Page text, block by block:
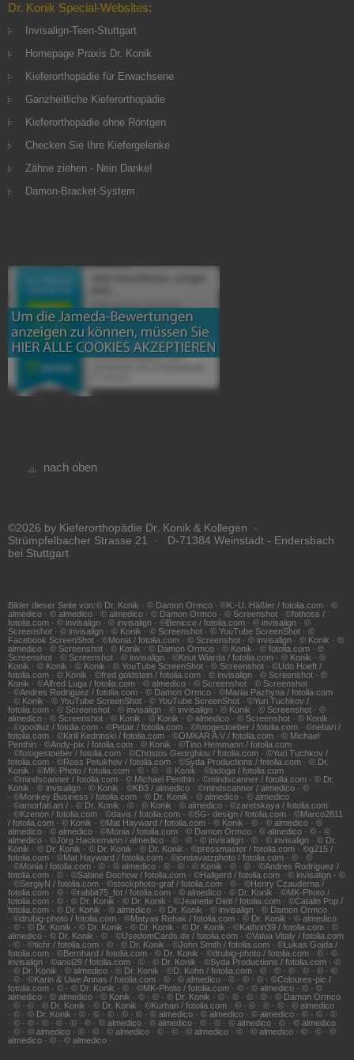
Dr. Konik Special-Websites:
Invisalign-Teen-Stuttgart
Homepage Praxis Dr. Konik
Kieferorthopädie für Erwachsene
Ganzheitliche Kieferorthopädie
Kieferorthopädie ohne Röntgen
Checken Sie Ihre Kiefergelenke
Zähne ziehen - Nein Danke!
Damon-Bracket-System
nach oben
©2026 by Kieferorthopädie Dr. Konik & Kollegen ·
Strümpfelbacher Strasse 21 · D-71384 Weinstadt - Endersbach
bei Stuttgart
Bilder dieser Seite von:© Dr. Konik · © Damon Ormco · ©K.-U. Häßler / fotolia.com · ©
almedico · © almedico · © almedico · © Damon Ormco · © Screenshot · ©fothoss /
fotolia.com · © invisalign · © invisalign · ©Benicce / fotolia.com · © invisalign · ©
Screenshot · © invisalign · © Konik · © Screenshot · © YouTube ScreenShot · ©
Facebook ScreenShot · ©Monia / fotolia.com · © Screenshot · © invisalign · © Konik · ©
almedico · © Screenshot · © Konik · © Damon Ormco · © Konik · © fotolia.com · ©
Screenshot · © Screenshot · © invisalign · ©Knut Wiarda / fotolia.com · © Konik · ©
Konik · © Konik · © Konik · © YouTube ScreenShot · © Screenshot · ©Udo Hoeft /
fotolia.com · © Konik · ©fred goldstein / fotolia.com · © invisalign · © Screenshot · ©
Konik · ©Alfred Luga / fotolia.com · © almedico · © Screenshot · © Screenshot
· ©Andres Rodriguez / fotolia.com · © Damon Ormco · ©Mariia Pazhyna / fotolia.com
· © Konik · © YouTube ScreenShot · © YouTube ScreenShot · ©Yuri Tuchkov /
fotolia.com · © Screenshot · © invisalign · © invisalign · © Konik · © Screenshot · ©
almedico · © Screenshot · © Konik · © Konik · © almedico · © Screenshot · © Konik
· ©goodluz / fotolia.com · ©Petair / fotolia.com · ©fotogestoeber / fotolia.com · ©nebari /
fotolia.com · ©Kirill Kedrinski / fotolia.com · ©OMKAR A.V / fotolia.com · © Michael
Penthin · ©Andy-pix / fotolia.com · © Konik · ©Tino Hemmann / fotolia.com
· ©fotogestoeber / fotolia.com · ©Christos Georghiou / fotolia.com · ©Yuri Tuchkov /
fotolia.com · ©Ross Petukhov / fotolia.com · ©Syda Productions / fotolia.com · © Dr.
Konik · ©MK-Photo / fotolia.com · © · © · © Konik · ©ladoga / fotolia.com
· ©mindscanner / fotolia.com · © Michael Penthin · ©mindscanner / fotolia.com · © Dr.
Konik · © invisalign · © Konik · ©KB3 / almedico · ©mindscanner / almedico · ©
· ©Monkey Business / fotolia.com · © Dr. Konik · © almedico · © almedico
· ©amorfati.art / · © Dr. Konik · © · © Konik · © almedico · ©zaretskaya / fotolia.com
· ©Kzenon / fotolia.com · ©davis / fotolia.com · ©SG- design / fotolia.com · ©Marco2811
/ fotolia.com · © Konik · ©Mat Hayward / fotolia.com · © Konik · © · © almedico · ©
almedico · © almedico · ©Monia / fotolia.com · © Damon Ormco · © almedico · © · ©
almedico · ©Jörg Hackemann / almedico · © · © · © invisalign · © · © invisalign · © Dr.
Konik · © Dr. Konik · © Dr. Konik · © Dr. Konik · ©pressmaster / fotolia.com · ©g215 /
fotolia.com · ©Mat Hayward / fotolia.com · ©jondavatzphoto / fotolia.com · © · ©
· ©Monia / fotolia.com · © · © almedico · © · © · © Konik · © · © · ©Andres Rodriguez /
fotolia.com · © · ©Sabine Dochow / fotolia.com · ©Hallgerd / fotolia.com · © invisalign · ©
· ©SergiyN / fotolia.com · ©stockphoto-graf / fotolia.com · © · ©Henry Czauderna /
fotolia.com · © · ©rabbit75_fot / fotolia.com · © almedico · © Dr. Konik · ©MK-Photo /
fotolia.com · © · © Dr. Konik · © Dr. Konik · ©Jeanette Dietl / fotolia.com · ©Catalin Pop /
fotolia.com · © Dr. Konik · © almedico · © Dr. Konik · © invisalign · © Damon Ormco
· ©drubig-photo / fotolia.com · ©Matyas Rehak / fotolia.com · © Dr. Konik · © almedico
· © · © Dr. Konik · © Dr. Konik · © Dr. Konik · © Dr. Konik · ©Kathrin39 / fotolia.com · ©
almedico · © Dr. Konik · © · ©UsedomCards.de / fotolia.com · ©Valua Vitaly / fotolia.com
· © · ©tichr / fotolia.com · © · © Dr. Konik · ©John Smith / fotolia.com · ©Lukas Gojda /
fotolia.com · ©Bernhard / fotolia.com · © Dr. Konik · ©drubig-photo / fotolia.com · © · ©
invisalign · ©ansi29 / fotolia.com · © · © Dr. Konik · ©Syda Productions / fotolia.com · ©
· © Dr. Konik · © almedico · © Dr. Konik · ©D. Kohn / fotolia.com · © · © · © · © · © · ©
· © · ©Karin & Uwe Annas / fotolia.com · © · © almedico · © · © · © · ©Coloures-pic /
fotolia.com · © · © Dr. Konik · © · ©MK-Photo / fotolia.com · © · © almedico · © · ©
almedico · © almedico · © Konik · © · © · © Dr. Konik · © · © · © · © · © Damon Ormco
· © · © · © Dr. Konik · © Dr. Konik · ©Kurhan / fotolia.com · © · © · © · © · © almedico
· © · © Dr. Konik · © · © · © · © · © · © almedico · © almedico · © almedico · © · © · ©
· © · © · © · © · © · © · © almedico · © almedico · © · © · © almedico · © · © almedico
· © · © almedico · © · © · © almedico · © · © · © almedico · © · © almedico · © · © · ©
almedico · © · © almedico ·